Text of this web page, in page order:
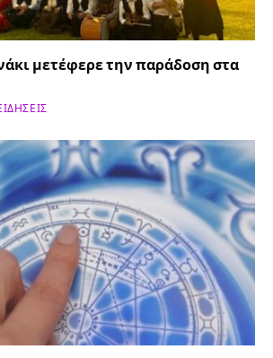
μετέφερε την παράδοση στα